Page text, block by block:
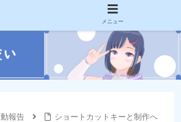
報告
ショートカットキーと制作へ
メニュー